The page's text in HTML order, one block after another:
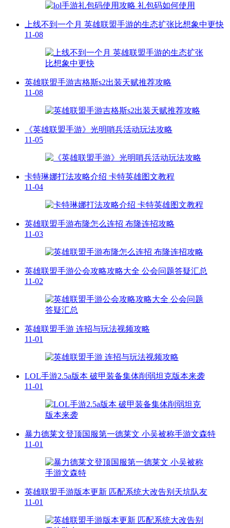
上线不到一个月 英雄联盟手游的生态扩张比想象中更快
11-08
英雄联盟手游吉格斯s2出装天赋推荐攻略
11-08
《英雄联盟手游》光明哨兵活动玩法攻略
11-05
卡特琳娜打法攻略介绍 卡特英雄图文教程
11-04
英雄联盟手游布隆怎么连招 布隆连招攻略
11-03
英雄联盟手游公会攻略攻略大全 公会问题答疑汇总
11-02
英雄联盟手游 连招与玩法视频攻略
11-01
LOL手游2.5a版本 破甲装备集体削弱坦克版本来袭
11-01
暴力德莱文登顶国服第一德莱文 小吴被称手游文森特
11-01
英雄联盟手游版本更新 匹配系统大改告别天坑队友
11-01